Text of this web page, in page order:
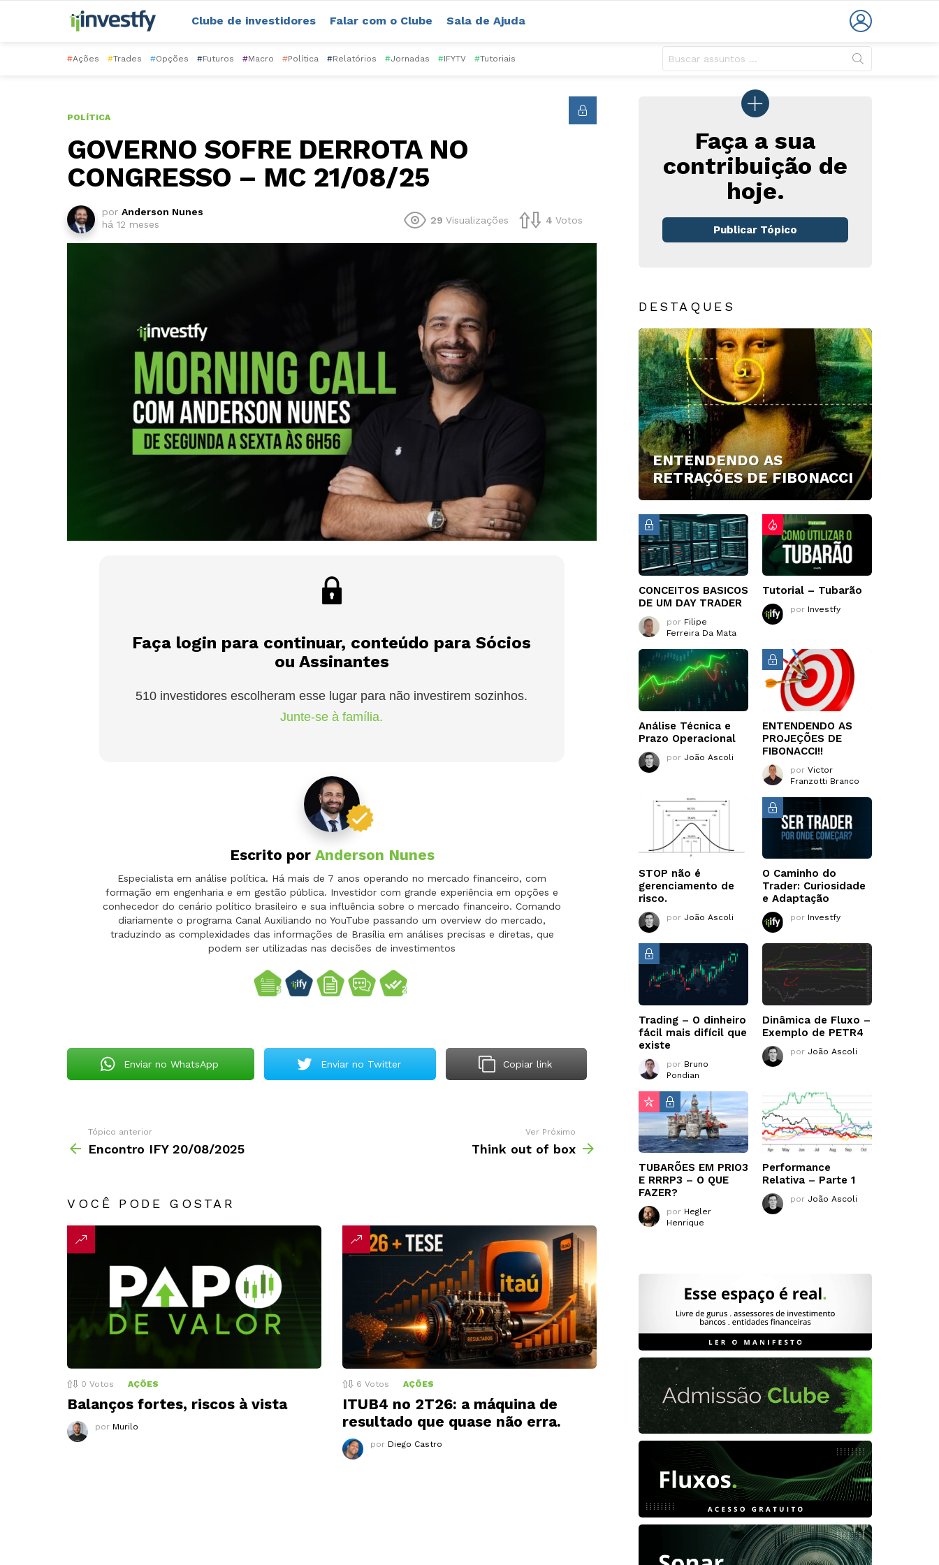
Clube de investidores Falar com o Clube Sala de Ajuda
#Ações #Trades #Opções #Futuros #Macro #Política #Relatórios #Jornadas #IFYTV #Tutoriais
POLÍTICA
GOVERNO SOFRE DERROTA NO
CONGRESSO – MC 21/08/25
por Anderson Nunes
há 12 meses
29 Visualizações 4 Votos
Faça login para continuar, conteúdo para Sócios
ou Assinantes
510 investidores escolheram esse lugar para não investirem sozinhos.
Junte-se à família.
Escrito por Anderson Nunes
Especialista em análise política. Há mais de 7 anos operando no mercado financeiro, com
formação em engenharia e em gestão pública. Investidor com grande experiência em opções e
conhecedor do cenário político brasileiro e sua influência sobre o mercado financeiro. Comando
diariamente o programa Canal Auxiliando no YouTube passando um overview do mercado,
traduzindo as complexidades das informações de Brasília em análises precisas e diretas, que
podem ser utilizadas nas decisões de investimentos
Enviar no WhatsApp Enviar no Twitter Copiar link
Tópico anterior
Encontro IFY 20/08/2025
Ver Próximo
Think out of box
VOCÊ PODE GOSTAR
0 Votos AÇÕES
Balanços fortes, riscos à vista
por Murilo
6 Votos AÇÕES
ITUB4 no 2T26: a máquina de
resultado que quase não erra.
por Diego Castro
Faça a sua
contribuição de
hoje.
Publicar Tópico
DESTAQUES
ENTENDENDO AS
RETRAÇÕES DE FIBONACCI
CONCEITOS BASICOS
DE UM DAY TRADER
por Filipe
Ferreira Da Mata
Tutorial – Tubarão
por Investfy
Análise Técnica e
Prazo Operacional
por João Ascoli
ENTENDENDO AS
PROJEÇÕES DE
FIBONACCI!!
por Victor
Franzotti Branco
STOP não é
gerenciamento de
risco.
por João Ascoli
O Caminho do
Trader: Curiosidade
e Adaptação
por Investfy
Trading – O dinheiro
fácil mais difícil que
existe
por Bruno
Pondian
Dinâmica de Fluxo –
Exemplo de PETR4
por João Ascoli
TUBARÕES EM PRIO3
E RRRP3 – O QUE
FAZER?
por Hegler
Henrique
Performance
Relativa – Parte 1
por João Ascoli